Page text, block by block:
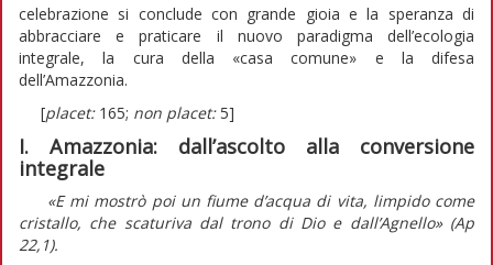
celebrazione si conclude con grande gioia e la speranza di
abbracciare e praticare il nuovo paradigma dell’ecologia
integrale, la cura della «casa comune» e la difesa
dell’Amazzonia.
[placet: 165; non placet:5]
I. Amazzonia: dall’ascolto alla conversione
integrale
«E mi mostrò poi un fiume d’acqua di vita, limpido come
cristallo, che scaturiva dal trono di Dio e dall’Agnello» (Ap
22,1).